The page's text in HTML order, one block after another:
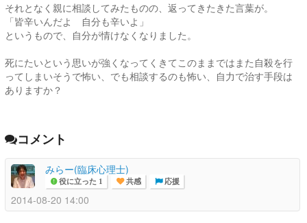
それとなく親に相談してみたものの、返ってきたきた言葉が。
「皆辛いんだよ 自分も辛いよ」
というもので、自分が情けなくなりました。
死にたいという思いが強くなってくきてこのままではまた自殺を行
ってしまいそうで怖い、でも相談するのも怖い、自力で治す手段は
ありますか？
コメント
みらー(臨床心理士)
役に立った 1 共感 応援
2014-08-20 14:00